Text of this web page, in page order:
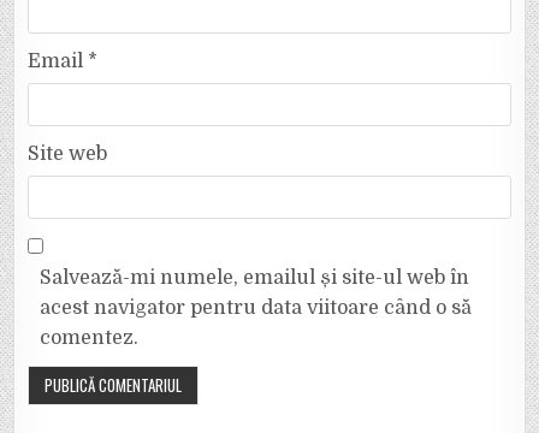
Email *
Site web
Salvează-mi numele, emailul și site-ul web în
acest navigator pentru data viitoare când o să
comentez.